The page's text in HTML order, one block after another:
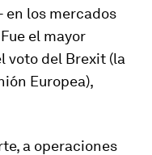
- en los mercados
el mayor
voto del Brexit (la
Europea),
a operaciones